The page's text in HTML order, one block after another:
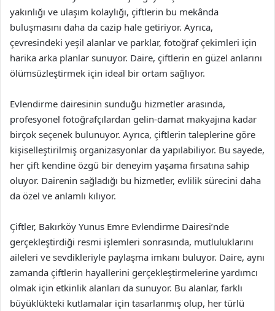
yakınlığı ve ulaşım kolaylığı, çiftlerin bu mekânda
buluşmasını daha da cazip hale getiriyor. Ayrıca,
çevresindeki yeşil alanlar ve parklar, fotoğraf çekimleri için
harika arka planlar sunuyor. Daire, çiftlerin en güzel anlarını
ölümsüzleştirmek için ideal bir ortam sağlıyor.
Evlendirme dairesinin sunduğu hizmetler arasında,
profesyonel fotoğrafçılardan gelin-damat makyajına kadar
birçok seçenek bulunuyor. Ayrıca, çiftlerin taleplerine göre
kişiselleştirilmiş organizasyonlar da yapılabiliyor. Bu sayede,
her çift kendine özgü bir deneyim yaşama fırsatına sahip
oluyor. Dairenin sağladığı bu hizmetler, evlilik sürecini daha
da özel ve anlamlı kılıyor.
Çiftler, Bakırköy Yunus Emre Evlendirme Dairesi’nde
gerçekleştirdiği resmi işlemleri sonrasında, mutluluklarını
aileleri ve sevdikleriyle paylaşma imkanı buluyor. Daire, aynı
zamanda çiftlerin hayallerini gerçekleştirmelerine yardımcı
olmak için etkinlik alanları da sunuyor. Bu alanlar, farklı
büyüklükteki kutlamalar için tasarlanmış olup, her türlü